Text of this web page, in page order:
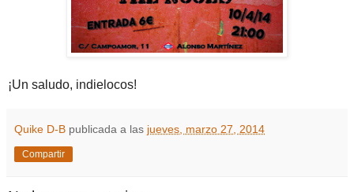
¡Un saludo, indielocos!
Quike D-B publicada a las jueves, marzo 27, 2014
Compartir